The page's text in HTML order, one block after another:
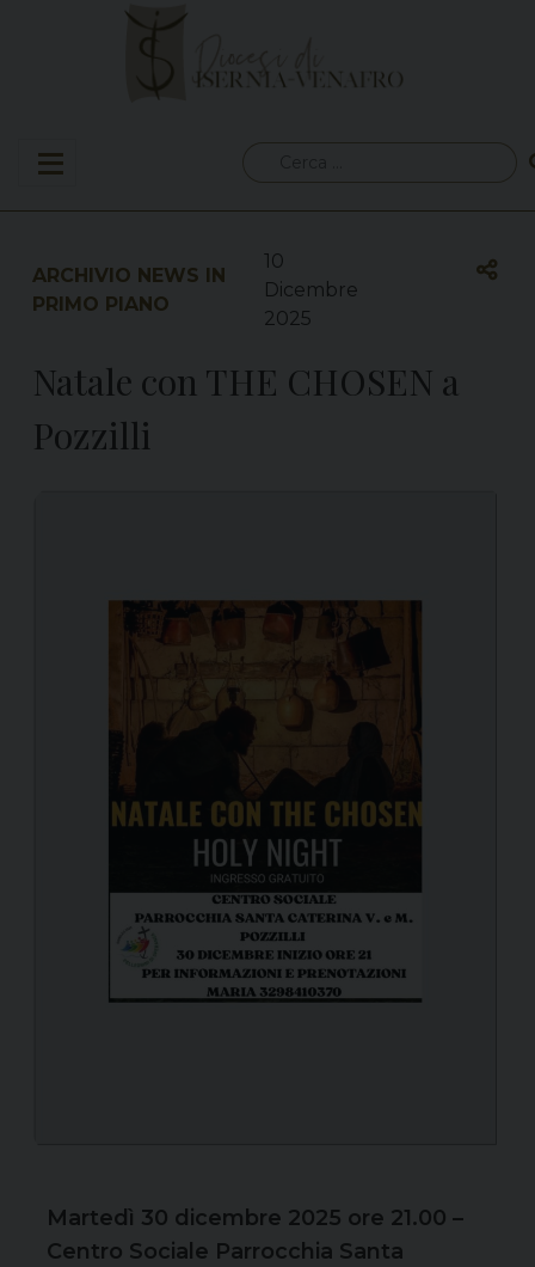
per:
ARCHIVIO NEWS IN
PRIMO PIANO
10
Dicembre
2025
Natale con THE CHOSEN a
Pozzilli
Martedì 30 dicembre 2025 ore 21.00 –
Centro Sociale Parrocchia Santa